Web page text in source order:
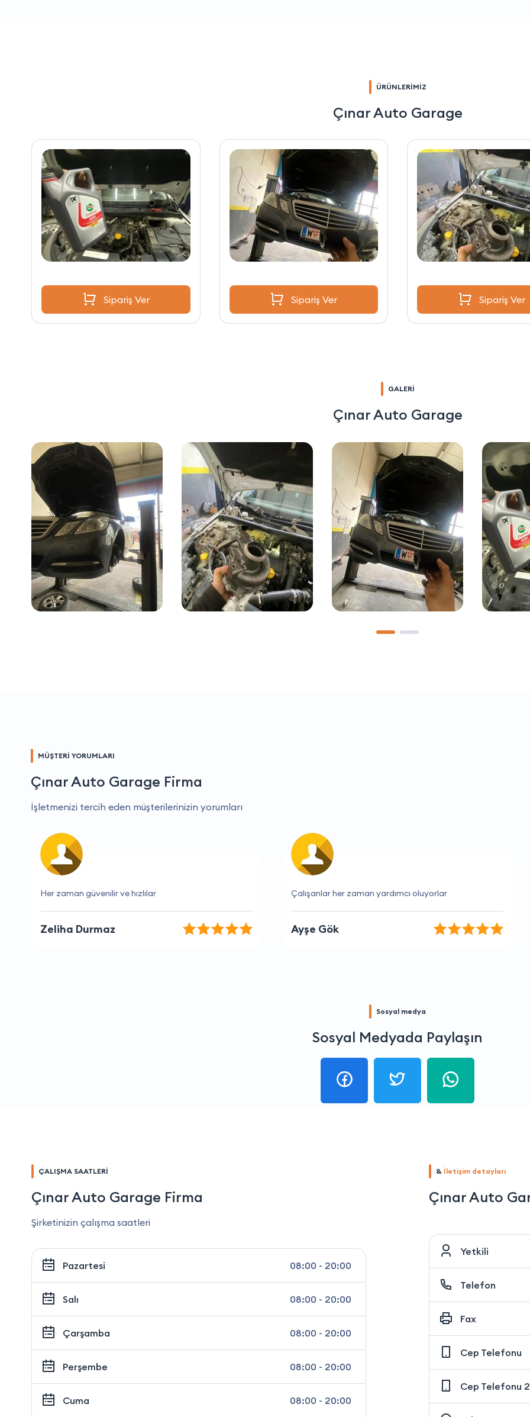
ÜRÜNLERİMİZ
Çınar Auto Garage
Sipariş Ver Sipariş Ver Sipariş Ver
GALERİ
Çınar Auto Garage
MÜŞTERİ YORUMLARI
Çınar Auto Garage Firma
İşletmenizi tercih eden müşterilerinizin yorumları
Çalışanlar her zaman yardımcı oluyorlar
Ayşe Gök
Güvenilir, hızlı ve verimli bir hizmet.
İrem Şen
Sosyal medya
Sosyal Medyada Paylaşın
ÇALIŞMA SAATLERİ
Çınar Auto Garage Firma
Şirketinizin çalışma saatleri
Pazartesi 08:00 - 20:00
Salı 08:00 - 20:00
Çarşamba 08:00 - 20:00
Perşembe 08:00 - 20:00
Cuma 08:00 - 20:00
& İletişim detayları
Çınar Auto
Yetkili
Telefon
Fax
Cep Telefonu
Cep Telefonu 2